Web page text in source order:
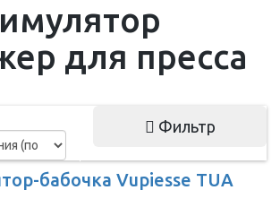
для пресса
Фильтр
бабочка Vupiesse TUA